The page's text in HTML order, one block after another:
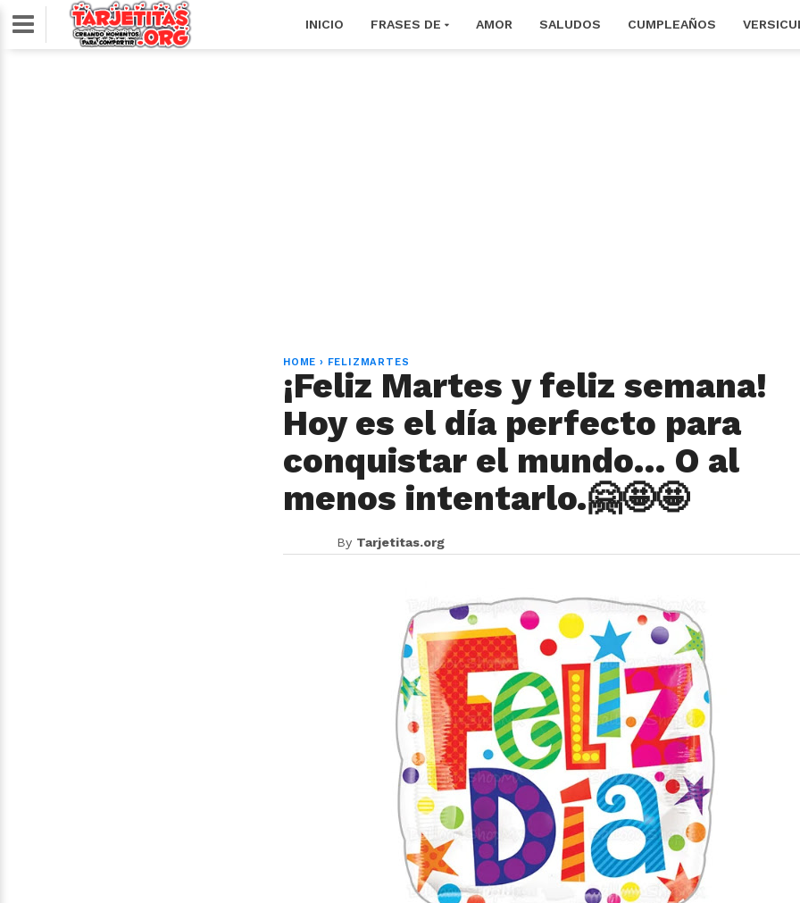
INICIO FRASES DE AMOR SALUDOS CUMPLEAÑOS
HOME › FELIZMARTES
¡Feliz Martes y feliz semana!
Hoy es el día perfecto para
conquistar el mundo… O al
menos intentarlo.🤗🤩🤩
By Tarjetitas.org